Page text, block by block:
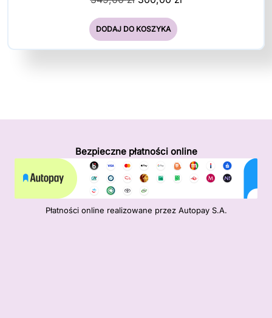
wynosiła:
349,00 zł.
DODAJ DO KOSZYKA
Bezpieczne płatności online
Płatności online realizowane przez Autopay S.A.